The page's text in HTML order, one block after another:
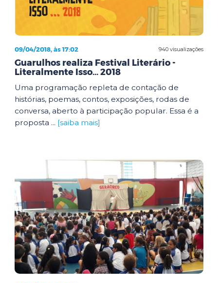
940 visualizações
09/04/2018, às 17:02
Guarulhos realiza Festival Literário -
Literalmente Isso... 2018
Uma programação repleta de contação de
histórias, poemas, contos, exposições, rodas de
conversa, aberto à participação popular. Essa é a
proposta ... [saiba mais]